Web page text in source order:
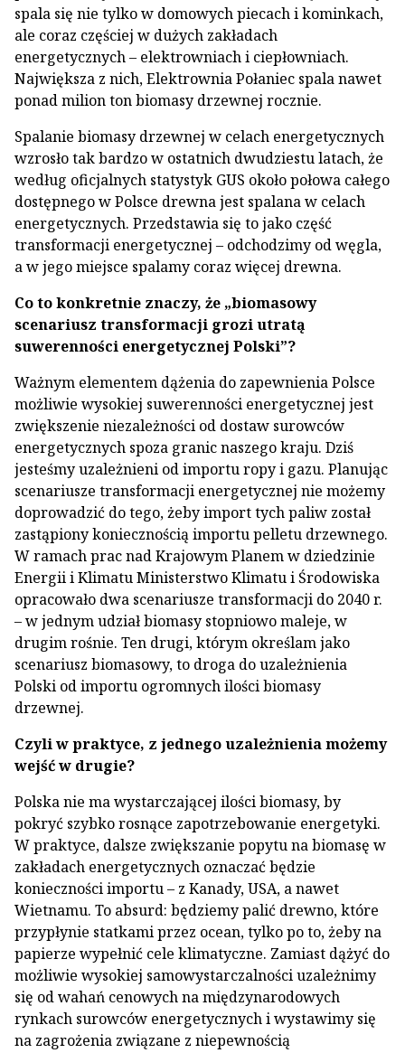
spala się nie tylko w domowych piecach i kominkach,
ale coraz częściej w dużych zakładach
energetycznych – elektrowniach i ciepłowniach.
Największa z nich, Elektrownia Połaniec spala nawet
ponad milion ton biomasy drzewnej rocznie.
Spalanie biomasy drzewnej w celach energetycznych
wzrosło tak bardzo w ostatnich dwudziestu latach, że
według oficjalnych statystyk GUS około połowa całego
dostępnego w Polsce drewna jest spalana w celach
energetycznych. Przedstawia się to jako część
transformacji energetycznej – odchodzimy od węgla,
a w jego miejsce spalamy coraz więcej drewna.
Co to konkretnie znaczy, że „biomasowy
scenariusz transformacji grozi utratą
suwerenności energetycznej Polski”?
Ważnym elementem dążenia do zapewnienia Polsce
możliwie wysokiej suwerenności energetycznej jest
zwiększenie niezależności od dostaw surowców
energetycznych spoza granic naszego kraju. Dziś
jesteśmy uzależnieni od importu ropy i gazu. Planując
scenariusze transformacji energetycznej nie możemy
doprowadzić do tego, żeby import tych paliw został
zastąpiony koniecznością importu pelletu drzewnego.
W ramach prac nad Krajowym Planem w dziedzinie
Energii i Klimatu Ministerstwo Klimatu i Środowiska
opracowało dwa scenariusze transformacji do 2040 r.
– w jednym udział biomasy stopniowo maleje, w
drugim rośnie. Ten drugi, którym określam jako
scenariusz biomasowy, to droga do uzależnienia
Polski od importu ogromnych ilości biomasy
drzewnej.
Czyli w praktyce, z jednego uzależnienia możemy
wejść w drugie?
Polska nie ma wystarczającej ilości biomasy, by
pokryć szybko rosnące zapotrzebowanie energetyki.
W praktyce, dalsze zwiększanie popytu na biomasę w
zakładach energetycznych oznaczać będzie
konieczności importu – z Kanady, USA, a nawet
Wietnamu. To absurd: będziemy palić drewno, które
przypłynie statkami przez ocean, tylko po to, żeby na
papierze wypełnić cele klimatyczne. Zamiast dążyć do
możliwie wysokiej samowystarczalności uzależnimy
się od wahań cenowych na międzynarodowych
rynkach surowców energetycznych i wystawimy się
na zagrożenia związane z niepewnością